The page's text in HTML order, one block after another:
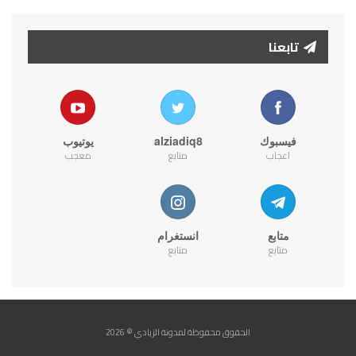
تابعنا
فيسبوك
اعجاب
alziadiq8
متابع
يوتيوب
معجب
متابع
متابع
انستغرام
متابع
الحقوق محفوظة لمدونة الزيادي © 2026